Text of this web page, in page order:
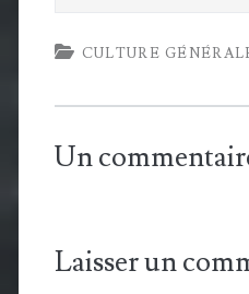
CULTURE
Un
Laisser un